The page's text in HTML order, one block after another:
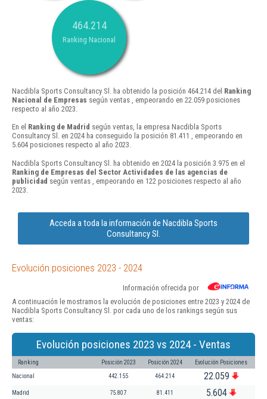
464.214
Ranking Nacional
Nacdibla Sports Consultancy Sl. ha obtenido la posición 464.214 del Ranking
Nacional de Empresas según ventas , empeorando en 22.059 posiciones
respecto al año 2023.
En el Ranking de Madrid según ventas, la empresa Nacdibla Sports
Consultancy Sl. en 2024 ha conseguido la posición 81.411 , empeorando en
5.604 posiciones respecto al año 2023.
Nacdibla Sports Consultancy Sl. ha obtenido en 2024 la posición 3.975 en el
Ranking de Empresas del Sector Actividades de las agencias de
publicidad según ventas , empeorando en 122 posiciones respecto al año
2023.
Acceda a toda la información de Nacdibla Sports
Consultancy Sl.
Evolución posiciones 2023 - 2024
Información ofrecida por
A continuación le mostramos la evolución de posiciones entre 2023 y 2024 de
Nacdibla Sports Consultancy Sl. por cada uno de los rankings según sus
ventas:
Evolución posiciones 2023 vs 2024 - Ventas
Ranking Posición 2023 Posición 2024 Evolución Posiciones
Nacional 442.155 464.214 22.059
Madrid 75.807 81.411 5.604